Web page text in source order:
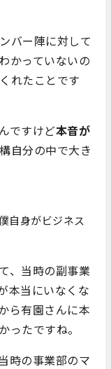
バー陣に対して
かっていないの
れたことです
ですけど本音が
自分の中で大き
自身がビジネス
、当時の副事業
本当にいなくな
ら有園さんに本
ったですね。
時の事業部のマ